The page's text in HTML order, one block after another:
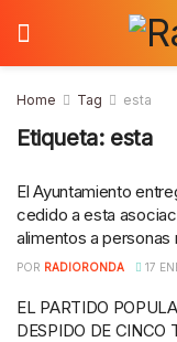
Home Tag esta
Etiqueta: esta
El Ayuntamiento
cedido a esta
alimentos a personas
POR RADIORONDA 17
EL PARTIDO
DESPIDO DE CINCO